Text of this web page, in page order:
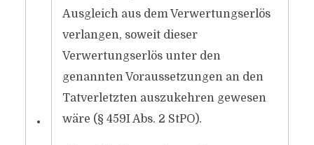
•
Ausgleich aus dem Verwertungserlös
verlangen, soweit dieser
Verwertungserlös unter den
genannten Voraussetzungen an den
Tatverletzten auszukehren gewesen
wäre (§ 459I Abs. 2 StPO).